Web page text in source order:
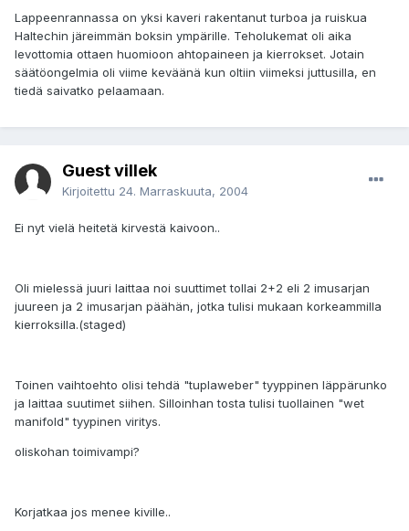
Lappeenrannassa on yksi kaveri rakentanut turboa ja ruiskua
Haltechin järeimmän boksin ympärille. Teholukemat oli aika
levottomia ottaen huomioon ahtopaineen ja kierrokset. Jotain
säätöongelmia oli viime keväänä kun oltiin viimeksi juttusilla, en
tiedä saivatko pelaamaan.
Guest villek
Kirjoitettu 24. Marraskuuta, 2004
Ei nyt vielä heitetä kirvestä kaivoon..
Oli mielessä juuri laittaa noi suuttimet tollai 2+2 eli 2 imusarjan
juureen ja 2 imusarjan päähän, jotka tulisi mukaan korkeammilla
kierroksilla.(staged)
Toinen vaihtoehto olisi tehdä "tuplaweber" tyyppinen läppärunko
ja laittaa suutimet siihen. Silloinhan tosta tulisi tuollainen "wet
manifold" tyypinen viritys.
oliskohan toimivampi?
Korjatkaa jos menee kiville..